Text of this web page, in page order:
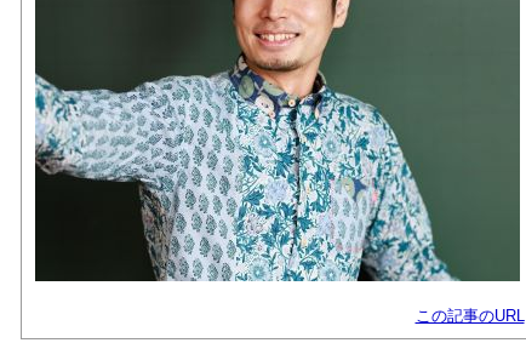
この記事のURL